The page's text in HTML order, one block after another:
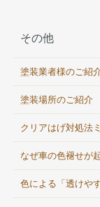
その他
塗装業者様のご紹
塗装場所のご紹介
クリアはげ対処法
なぜ車の色褪せが
色による「透けや